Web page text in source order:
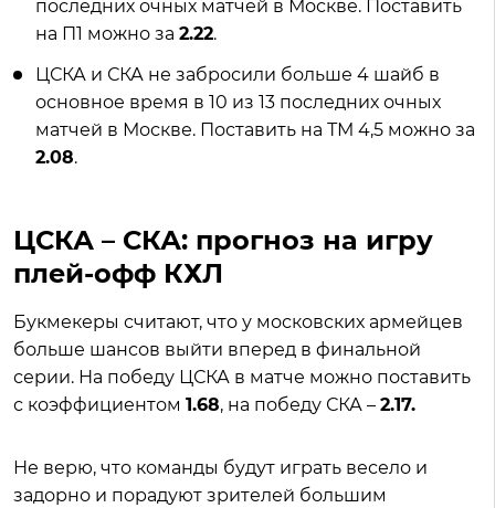
последних очных матчей в Москве. Поставить
на П1 можно за 2.22.
ЦСКА и СКА не забросили больше 4 шайб в
основное время в 10 из 13 последних очных
матчей в Москве. Поставить на ТМ 4,5 можно за
2.08.
ЦСКА – СКА: прогноз на игру
плей-офф КХЛ
Букмекеры считают, что у московских армейцев
больше шансов выйти вперед в финальной
серии. На победу ЦСКА в матче можно поставить
с коэффициентом 1.68, на победу СКА – 2.17.
Не верю, что команды будут играть весело и
задорно и порадуют зрителей большим